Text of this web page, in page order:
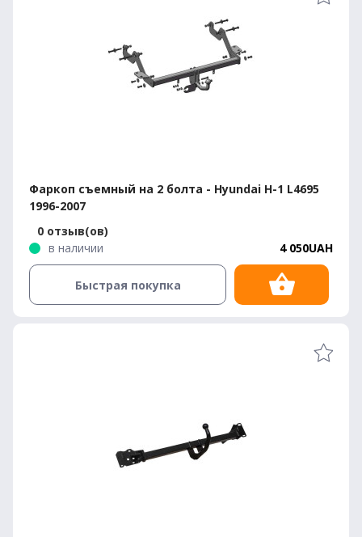
Фаркоп съемный на 2 болта - Hyundai H-1 L4695
1996-2007
0 отзыв(ов)
в наличии
4 050UAH
Быстрая покупка